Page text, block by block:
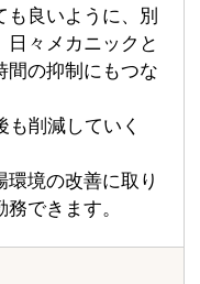
も良いように、別
日々メカニックと
間の抑制にもつな
も削減していく
環境の改善に取り
できます。